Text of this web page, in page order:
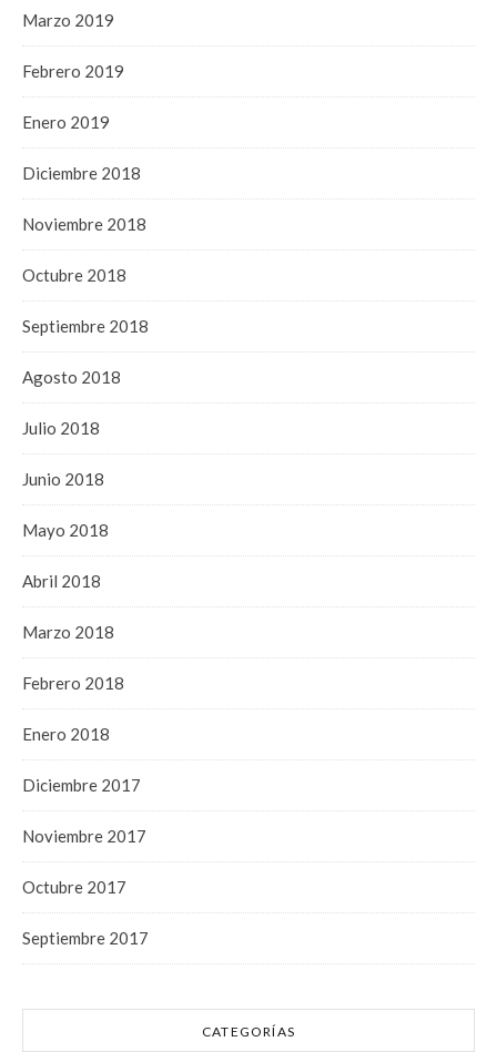
Marzo 2019
Febrero 2019
Enero 2019
Diciembre 2018
Noviembre 2018
Octubre 2018
Septiembre 2018
Agosto 2018
Julio 2018
Junio 2018
Mayo 2018
Abril 2018
Marzo 2018
Febrero 2018
Enero 2018
Diciembre 2017
Noviembre 2017
Octubre 2017
Septiembre 2017
CATEGORÍAS